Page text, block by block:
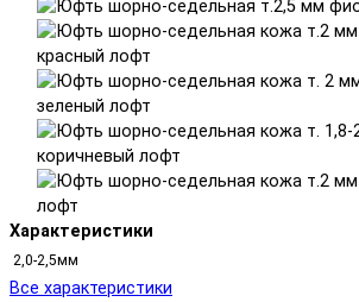
Характеристики
2,0-2,5мм
Все характеристики